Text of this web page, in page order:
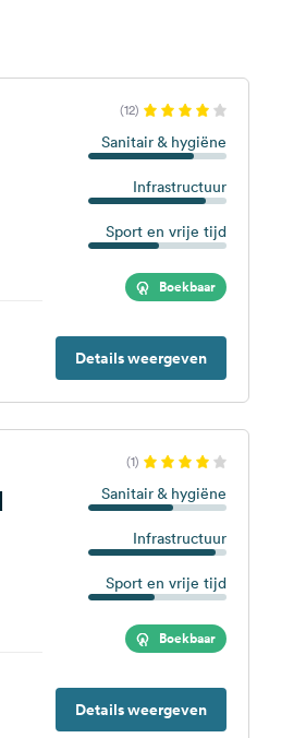
(12)
Sanitair & hygiëne
Infrastructuur
Sport en vrije tijd
Boekbaar
Details weergeven
(1)
Sanitair & hygiëne
Infrastructuur
Sport en vrije tijd
Boekbaar
Details weergeven